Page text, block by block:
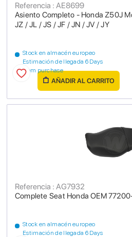
Asiento Completo - Honda Z50J
JZ / JL / JS / JF / JN / JV / JY
Referencia : AE8699
Stock en almacén europeo
Estimación de llegada 6 Days
from purchase
AÑADIR AL CARRITO
Complete Seat Honda OEM
Referencia : AG7932
Stock en almacén europeo
Estimación de llegada 6 Days